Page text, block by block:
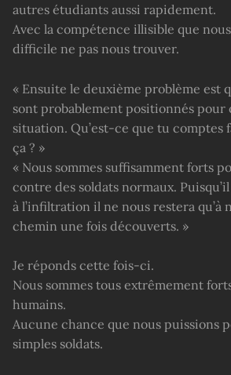
autres étudiants aussi rapidement.
Avec la compétence illisible que
difficile ne pas nous trouver.
« Ensuite le deuxième problème est
sont probablement positionnés pour
situation. Qu’est-ce que tu comptes
ça ? »
« Nous sommes suffisamment forts
contre des soldats normaux.
à l’infiltration il ne nous restera qu’à
chemin une fois découverts. »
Je réponds cette fois-ci.
Nous sommes tous extrêmement
humains.
Aucune chance que nous puissions
simples soldats.